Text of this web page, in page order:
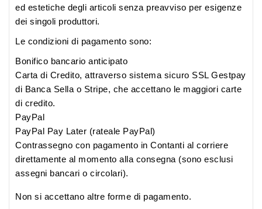
ed estetiche degli articoli senza preavviso per esigenze
dei singoli produttori.
Le condizioni di pagamento sono:
Bonifico bancario anticipato
Carta di Credito, attraverso sistema sicuro SSL Gestpay
di Banca Sella o Stripe, che accettano le maggiori carte
di credito.
PayPal
PayPal Pay Later (rateale PayPal)
Contrassegno con pagamento in Contanti al corriere
direttamente al momento alla consegna (sono esclusi
assegni bancari o circolari).
Non si accettano altre forme di pagamento.